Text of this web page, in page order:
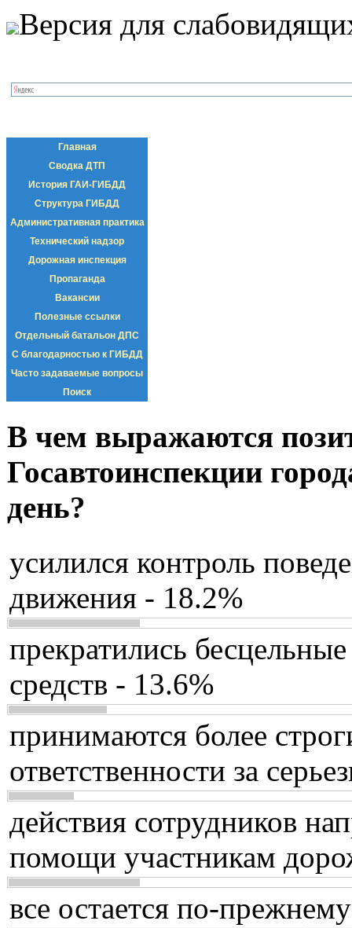
Версия для
Главная
Сводка ДТП
История ГАИ-ГИБДД
Структура ГИБДД
Административная практика
Технический надзор
Дорожная инспекция
Пропаганда
Вакансии
Полезные ссылки
Отдельный батальон ДПС
С благодарностью к ГИБДД
Часто задаваемые вопросы
Поиск
В чем выражаются
Госавтоинспекции
день?
усилился контроль
движения - 18.2%
прекратились
средств - 13.6%
принимаются более
ответственности за
действия сотрудников
помощи участникам
все остается по-